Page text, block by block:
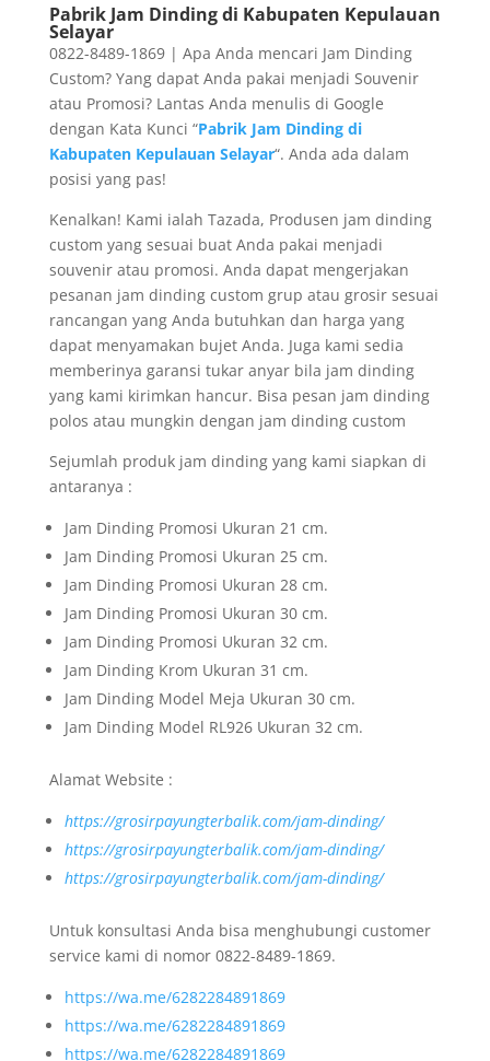
Pabrik Jam Dinding di Kabupaten Kepulauan
Selayar
0822-8489-1869 | Apa Anda mencari Jam Dinding
Custom? Yang dapat Anda pakai menjadi Souvenir
atau Promosi? Lantas Anda menulis di Google
dengan Kata Kunci “Pabrik Jam Dinding di
Kabupaten Kepulauan Selayar“. Anda ada dalam
posisi yang pas!
Kenalkan! Kami ialah Tazada, Produsen jam dinding
custom yang sesuai buat Anda pakai menjadi
souvenir atau promosi. Anda dapat mengerjakan
pesanan jam dinding custom grup atau grosir sesuai
rancangan yang Anda butuhkan dan harga yang
dapat menyamakan bujet Anda. Juga kami sedia
memberinya garansi tukar anyar bila jam dinding
yang kami kirimkan hancur. Bisa pesan jam dinding
polos atau mungkin dengan jam dinding custom
Sejumlah produk jam dinding yang kami siapkan di
antaranya :
Jam Dinding Promosi Ukuran 21 cm.
Jam Dinding Promosi Ukuran 25 cm.
Jam Dinding Promosi Ukuran 28 cm.
Jam Dinding Promosi Ukuran 30 cm.
Jam Dinding Promosi Ukuran 32 cm.
Jam Dinding Krom Ukuran 31 cm.
Jam Dinding Model Meja Ukuran 30 cm.
Jam Dinding Model RL926 Ukuran 32 cm.
Alamat Website :
https://grosirpayungterbalik.com/jam-dinding/
https://grosirpayungterbalik.com/jam-dinding/
https://grosirpayungterbalik.com/jam-dinding/
Untuk konsultasi Anda bisa menghubungi customer
service kami di nomor 0822-8489-1869.
https://wa.me/6282284891869
https://wa.me/6282284891869
https://wa.me/6282284891869